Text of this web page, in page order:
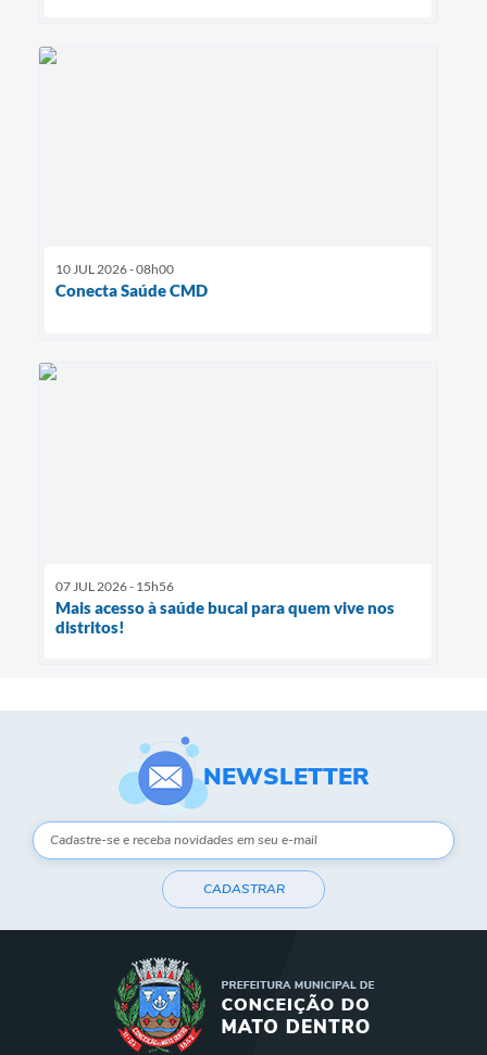
10 JUL 2026 - 08h00
Conecta Saúde CMD
07 JUL 2026 - 15h56
Mais acesso à saúde bucal para quem vive nos
distritos!
NEWSLETTER
CADASTRAR